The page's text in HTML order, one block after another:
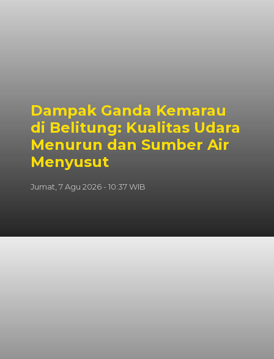
Dampak Ganda Kemarau
di Belitung: Kualitas Udara
Menurun dan Sumber Air
Menyusut
Jumat, 7 Agu 2026 - 10:37 WIB